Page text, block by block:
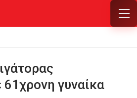
γυναίκα